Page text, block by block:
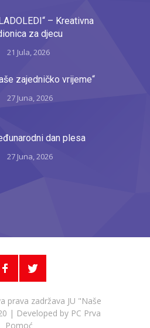
– Kreativna
za djecu
21 Jula, 2026
zajedničko vrijeme“
27 Juna, 2026
dan plesa
27 Juna, 2026
prava zadržava JU "Naše
| Developed by PC Prva
Pomoć